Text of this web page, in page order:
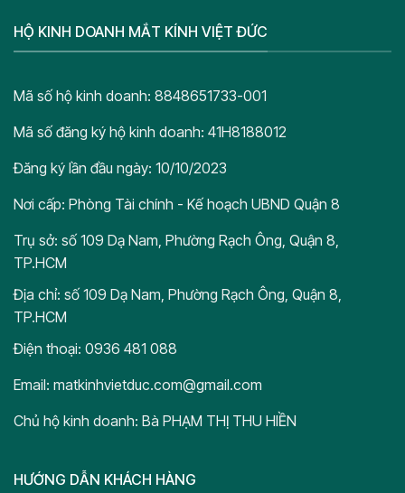
HỘ KINH DOANH MẮT KÍNH VIỆT ĐỨC
Mã số hộ kinh doanh: 8848651733-001
Mã số đăng ký hộ kinh doanh: 41H8188012
Đăng ký lần đầu ngày: 10/10/2023
Nơi cấp: Phòng Tài chính - Kế hoạch UBND Quận 8
Trụ sở: số 109 Dạ Nam, Phường Rạch Ông, Quận 8,
TP.HCM
Địa chỉ: số 109 Dạ Nam, Phường Rạch Ông, Quận 8,
TP.HCM
Điện thoại: 0936 481 088
Email: matkinhvietduc.com@gmail.com
Chủ hộ kinh doanh: Bà PHẠM THỊ THU HIỀN
HƯỚNG DẪN KHÁCH HÀNG